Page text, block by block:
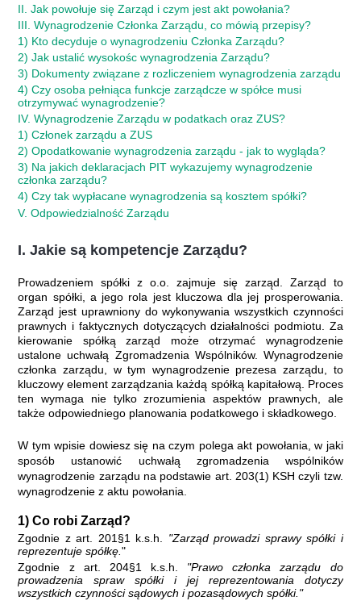
II. Jak powołuje się Zarząd i czym jest akt powołania?
III. Wynagrodzenie Członka Zarządu, co mówią przepisy?
1) Kto decyduje o wynagrodzeniu Członka Zarządu?
2) Jak ustalić wysokośc wynagrodzenia Zarządu?
3) Dokumenty związane z rozliczeniem wynagrodzenia zarządu
4) Czy osoba pełniąca funkcje zarządcze w spółce musi
otrzymywać wynagrodzenie?
IV. Wynagrodzenie Zarządu w podatkach oraz ZUS?
1) Członek zarządu a ZUS
2) Opodatkowanie wynagrodzenia zarządu - jak to wygląda?
3) Na jakich deklaracjach PIT wykazujemy wynagrodzenie
członka zarządu?
4) Czy tak wypłacane wynagrodzenia są kosztem spółki?
V. Odpowiedzialność Zarządu
I.Jakie są kompetencje Zarządu?
Prowadzeniem spółki z o.o. zajmuje się zarząd. Zarząd to
organ spółki, a jego rola jest kluczowa dla jej prosperowania.
Zarząd jest uprawniony do wykonywania wszystkich czynności
prawnych i faktycznych dotyczących działalności podmiotu. Za
kierowanie spółką zarząd może otrzymać wynagrodzenie
ustalone uchwałą Zgromadzenia Wspólników. Wynagrodzenie
członka zarządu, w tym wynagrodzenie prezesa zarządu, to
kluczowy element zarządzania każdą spółką kapitałową. Proces
ten wymaga nie tylko zrozumienia aspektów prawnych, ale
także odpowiedniego planowania podatkowego i składkowego.
W tym wpisie dowiesz się na czym polega akt powołania, w jaki
sposób ustanowić uchwałą zgromadzenia wspólników
wynagrodzenie zarządu na podstawie art. 203(1) KSH czyli tzw.
wynagrodzenie z aktu powołania.
1) Co robi Zarząd?
Zgodnie z art. 201§1 k.s.h. "Zarząd prowadzi sprawy spółki i
reprezentuje spółkę."
Zgodnie z art. 204§1 k.s.h. "Prawo członka zarządu do
prowadzenia spraw spółki i jej reprezentowania dotyczy
wszystkich czynności sądowych i pozasądowych spółki."